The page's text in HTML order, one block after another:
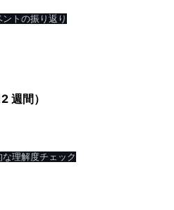
トの振り返り
週間）
理解度チェック